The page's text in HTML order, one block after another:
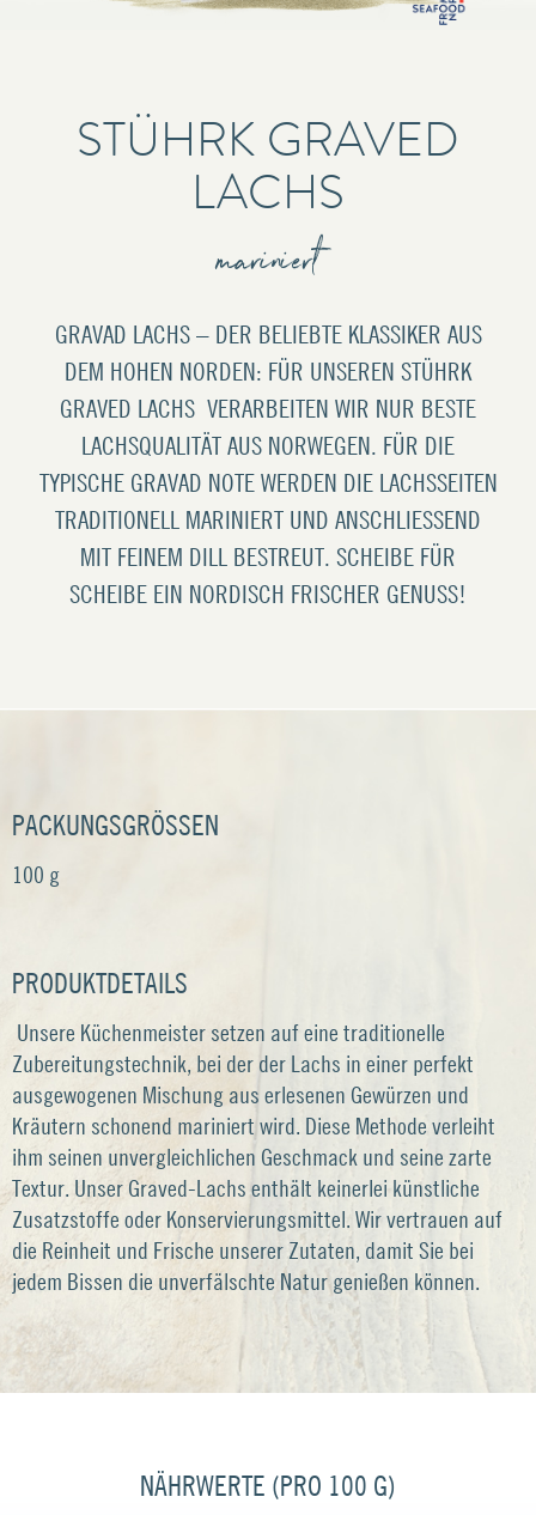
STÜHRK GRAVED
LACHS
mariniert
GRAVAD LACHS – DER BELIEBTE KLASSIKER AUS
DEM HOHEN NORDEN: FÜR UNSEREN STÜHRK
GRAVED LACHS VERARBEITEN WIR NUR BESTE
LACHSQUALITÄT AUS NORWEGEN. FÜR DIE
TYPISCHE GRAVAD NOTE WERDEN DIE LACHSSEITEN
TRADITIONELL MARINIERT UND ANSCHLIESSEND M
IT FEINEM DILL BESTREUT. SCHEIBE FÜR S
CHEIBE EIN NORDISCH FRISCHER GENUSS!
PACKUNGSGRÖSSEN
100 g
PRODUKTDETAILS
Unsere Küchenmeister setzen auf eine traditionelle
Zubereitungstechnik, bei der der Lachs in einer perfekt
ausgewogenen Mischung aus erlesenen Gewürzen und
Kräutern schonend mariniert wird. Diese Methode verleiht
ihm seinen unvergleichlichen Geschmack und seine zarte
Textur. Unser Graved-Lachs enthält keinerlei künstliche
Zusatzstoffe oder Konservierungsmittel. Wir vertrauen auf
die Reinheit und Frische unserer Zutaten, damit Sie bei
jedem Bissen die unverfälschte Natur genießen können.
NÄHRWERTE (PRO 100 G)